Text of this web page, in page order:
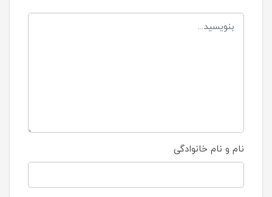
نام و نام خانوادگی